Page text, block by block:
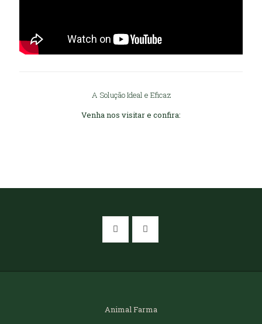
A Solução Ideal e Eficaz
Venha nos visitar e confira:
Animal Farma